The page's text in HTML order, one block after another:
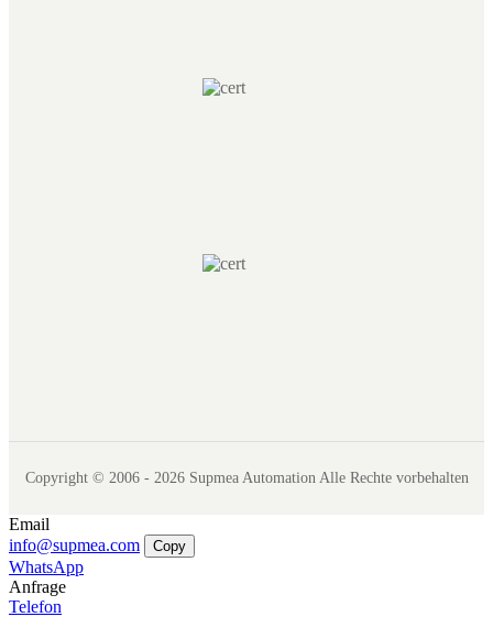
Copyright © 2006 - 2026 Supmea Automation Alle Rechte vorbehalten
Email
info@supmea.com
Copy
WhatsApp
Anfrage
Telefon